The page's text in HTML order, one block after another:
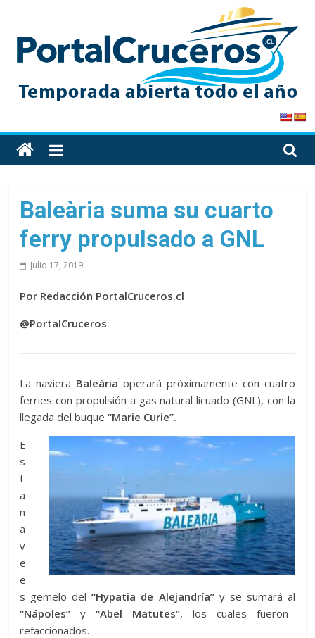
content
PortalCruceros
Toda
la
de
cruceros
en
un
solo
Baleària suma su cuarto
ferry propulsado a GNL
Julio 17, 2019
Por Redacción PortalCruceros.cl
@PortalCruceros
La naviera Baleària operará próximamente con cuatro
ferries con propulsión a gas natural licuado (GNL), con la
llegada del buque“Marie Curie”.
E
s
t
a
n
a
v
e
e
s gemelo del“Hypatia de Alejandría”y se sumará al
“Nápoles” y“Abel Matutes”, los cuales fueron
refaccionados.